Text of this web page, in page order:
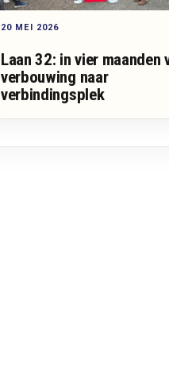
20 MEI 2026
Laan 32: in vier maanden
verbouwing naar
verbindingsplek